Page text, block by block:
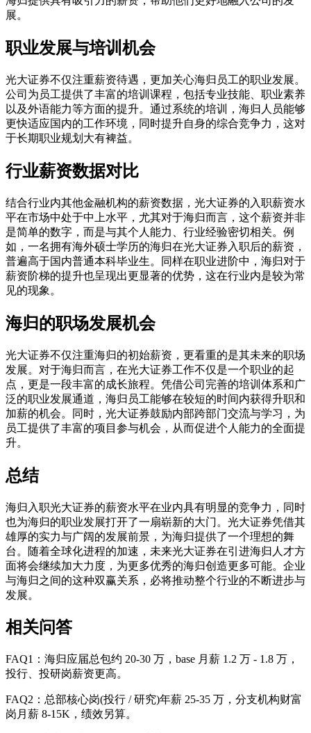
展。
职业发展与培训机会
光大证券不仅注重薪资待遇，更加关心海归员工的职业发展。
公司为员工提供了丰富的培训课程，包括专业技能、职业素养
以及外语能力等方面的提升。通过系统的培训，海归人员能够
更快适应国内的工作环境，同时提升自身的综合竞争力，这对
于长期职业规划大有裨益。
行业薪资数据对比
结合行业内其他金融机构的薪资数据，光大证券的入职薪资水
平在市场中处于中上水平，尤其对于海归而言，这个薪资并非
是简单的数字，而是与其个人能力、行业经验密切相关。例
如，一名拥有海外硕士学历的海归在光大证券入职后的薪资，
普遍高于国内普通本科毕业生。同样在职业进阶中，海归对于
薪资阶梯的提升也呈现出更显著的优势，这在行业内是较为常
见的现象。
海归的职场发展机会
光大证券不仅注重海归的初始薪资，更看重的是其未来的职场
发展。对于海归而言，在光大证券工作不仅是一个职业的起
点，更是一段丰富的成长旅程。凭借公司完善的培训体系和广
泛的职业发展通道，海归员工能够在较短的时间内获得升职和
加薪的机会。同时，光大证券鼓励内部跨部门交流与学习，为
员工提供了丰富的项目参与机会，从而促进个人能力的全面提
升。
总结
海归入职光大证券的薪资水平在业内具有明显的竞争力，同时
也为海归的职业发展打开了一扇崭新的大门。光大证券凭借其
雄厚的实力与广阔的发展前景，为海归提供了一个理想的舞
台。随着全球化进程的加速，未来光大证券在引进海归人才方
面将会继续加大力度，为更多优秀的海归创造更多可能。企业
与海归之间的这种双赢关系，必将推动整个行业的不断进步与
发展。
相关问答
FAQ1：海归应届总包约 20-30 万，base 月薪 1.2 万 - 1.8 万，
投行、投研岗薪资更高。
FAQ2：总部核心岗(投行 / 研究)年薪 25-35 万，分支机构财富
岗月薪 8-15K，绩效另算。